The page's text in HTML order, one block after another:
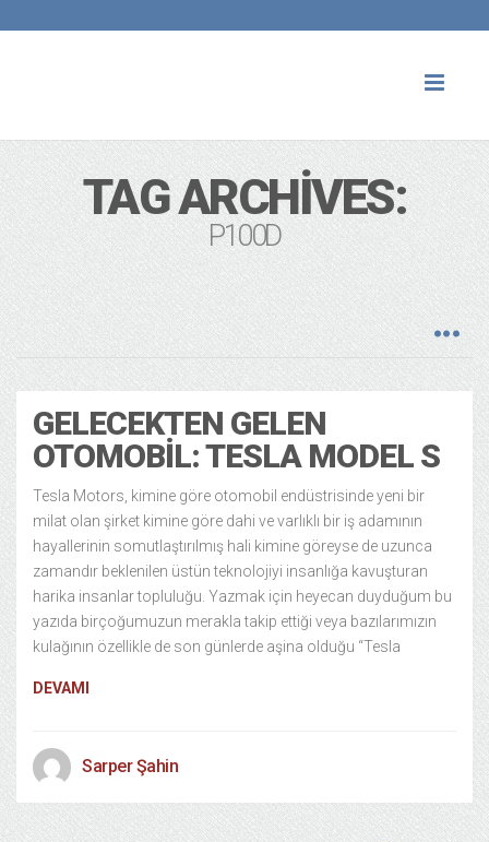
TAG ARCHIVES:
P100D
GELECEKTEN GELEN
OTOMOBIL: TESLA MODEL S
Tesla Motors, kimine göre otomobil endüstrisinde yeni bir
milat olan şirket kimine göre dahi ve varlıklı bir iş adamının
hayallerinin somutlaştırılmış hali kimine göreyse de uzunca
zamandır beklenilen üstün teknolojiyi insanlığa kavuşturan
harika insanlar topluluğu. Yazmak için heyecan duyduğum bu
yazıda birçoğumuzun merakla takip ettiği veya bazılarımızın
kulağının özellikle de son günlerde aşina olduğu “Tesla
DEVAMI
Sarper Şahin